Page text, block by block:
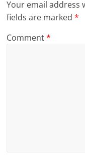
Your email address
fields are marked*
Comment*